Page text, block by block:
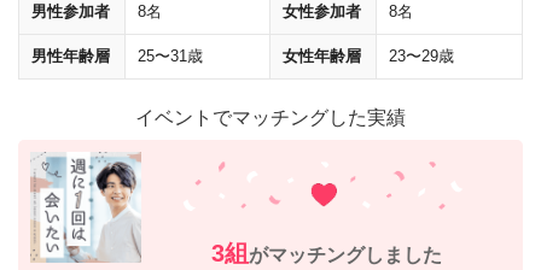
男性参加者 8名 女性参加者 8名
男性年齢層 25〜31歳 女性年齢層 23〜29歳
イベントでマッチングした実績
3組がマッチングしました